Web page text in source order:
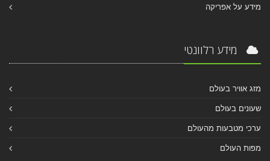
מידע על אפריקה
מידע רלוונטי
מזג אוויר בעולם
שעונים בעולם
ערכי מטבעות מהעולם
מפות העולם